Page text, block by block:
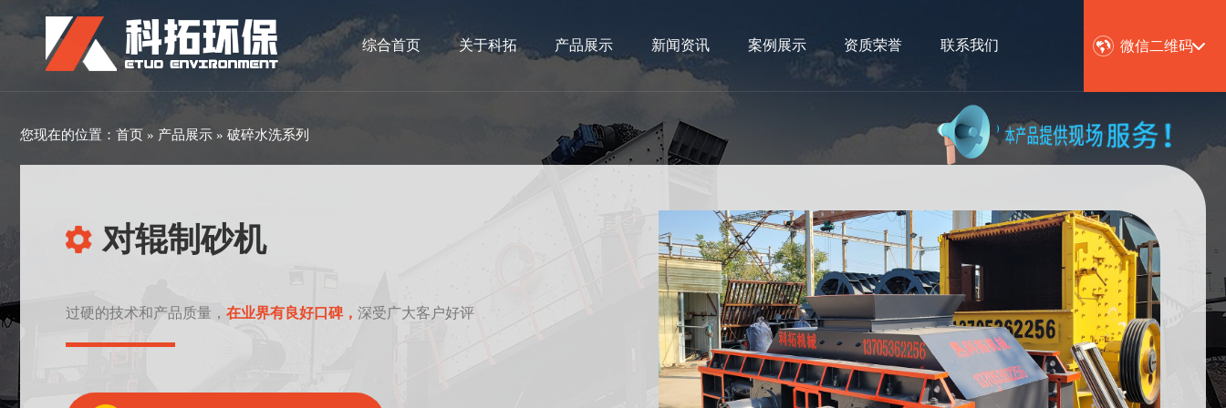
综合首页 关于科拓 产品展示 新闻资讯 案例展示 资质荣誉 联系我们 微信二维码
您现在的位置： 首页 » 产品展示 » 破碎水洗系列
对辊制砂机
过硬的技术和产品质量， 在业界有良好口碑， 深受广大客户好评